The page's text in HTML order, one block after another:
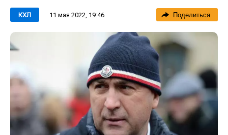
КХЛ 11 мая 2022, 19:46 Поделиться